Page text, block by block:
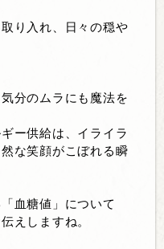
り入れ、日々の穏や
分のムラにも魔法を
ー供給は、イライラ
な笑顔がこぼれる瞬
血糖値」について
えしますね。